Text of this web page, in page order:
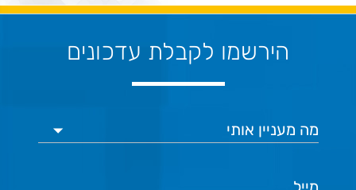
הירשמו לקבלת עדכונים